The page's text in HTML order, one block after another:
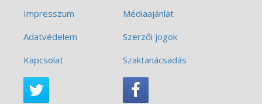
Impresszum
Médiaajánlat
Adatvédelem
Szerzői jogok
Kapcsolat
Szaktanácsadás